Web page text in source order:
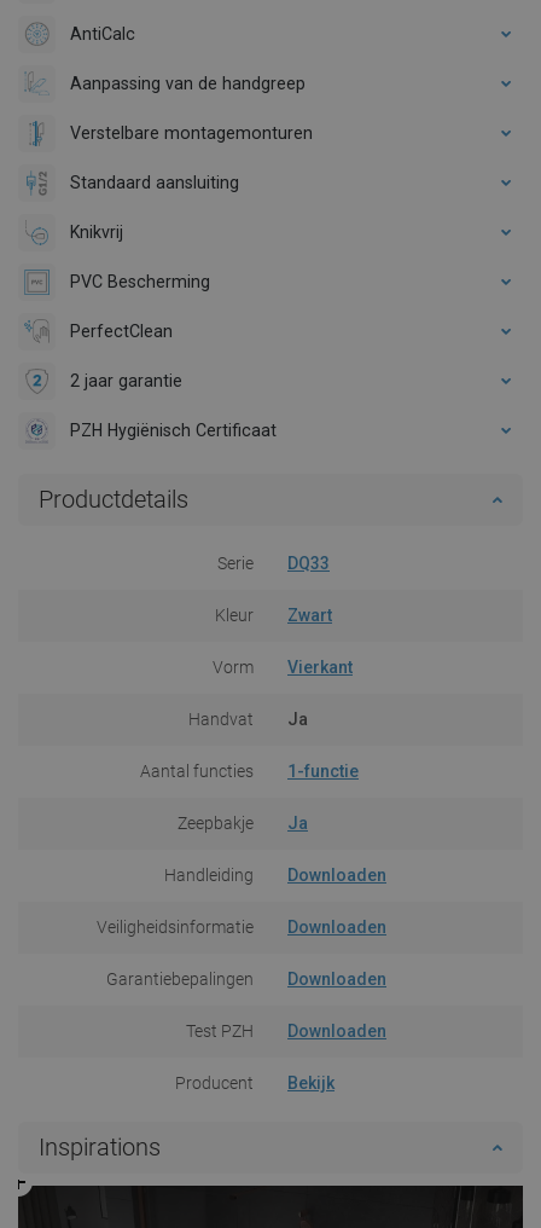
AntiCalc
Aanpassing van de handgreep
Verstelbare montagemonturen
Standaard aansluiting
Knikvrij
PVC Bescherming
PerfectClean
2 jaar garantie
PZH Hygiënisch Certificaat
Productdetails
Serie DQ33
Kleur Zwart
Vorm Vierkant
Handvat Ja
Aantal functies 1-functie
Zeepbakje Ja
Handleiding Downloaden
Veiligheidsinformatie Downloaden
Garantiebepalingen Downloaden
Test PZH Downloaden
Producent Bekijk
Inspirations